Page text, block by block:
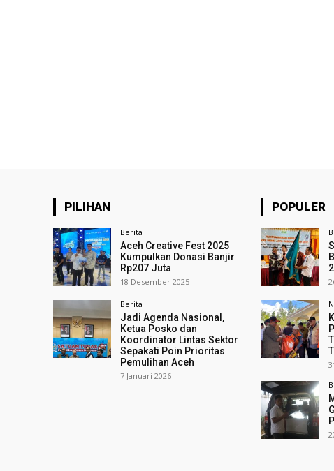
PILIHAN
Berita
Aceh Creative Fest 2025
Kumpulkan Donasi Banjir
Rp207 Juta
18 Desember 2025
Berita
Jadi Agenda Nasional,
Ketua Posko dan
Koordinator Lintas Sektor
Sepakati Poin Prioritas
Pemulihan Aceh
7 Januari 2026
POPULER